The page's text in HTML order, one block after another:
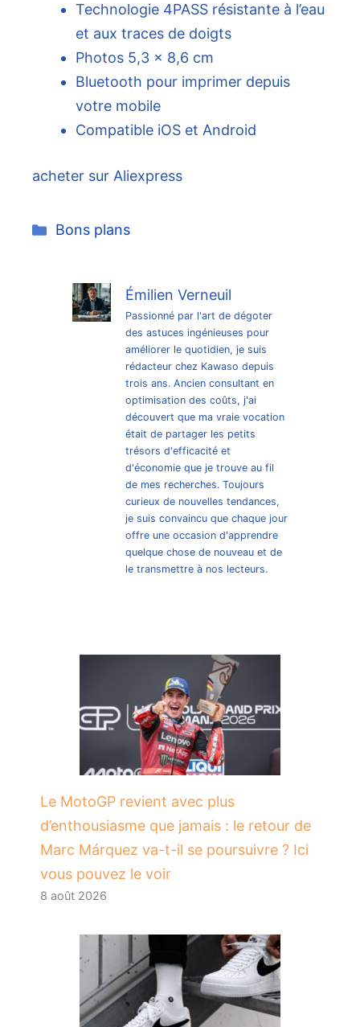
Technologie 4PASS résistante à l’eau
et aux traces de doigts
Photos 5,3 x 8,6 cm
Bluetooth pour imprimer depuis
votre mobile
Compatible iOS et Android
acheter sur Aliexpress
Catégories
Bons plans
Émilien Verneuil
Passionné par l'art de dégoter
des astuces ingénieuses pour
améliorer le quotidien, je suis
rédacteur chez Kawaso depuis
trois ans. Ancien consultant en
optimisation des coûts, j'ai
découvert que ma vraie vocation
était de partager les petits
trésors d'efficacité et
d'économie que je trouve au fil
de mes recherches. Toujours
curieux de nouvelles tendances,
je suis convaincu que chaque jour
offre une occasion d'apprendre
quelque chose de nouveau et de
le transmettre à nos lecteurs.
Le MotoGP revient avec plus
d’enthousiasme que jamais : le retour de
Marc Márquez va-t-il se poursuivre ? Ici
vous pouvez le voir
8 août 2026